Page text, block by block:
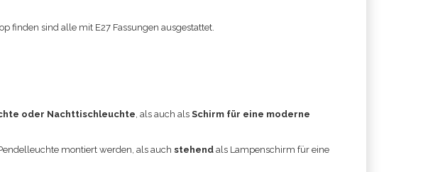
finden sind alle mit E27 Fassungen ausgestattet.
oder Nachttischleuchte, als auch als Schirm für eine moderne
montiert werden, als auch stehend als Lampenschirm für eine